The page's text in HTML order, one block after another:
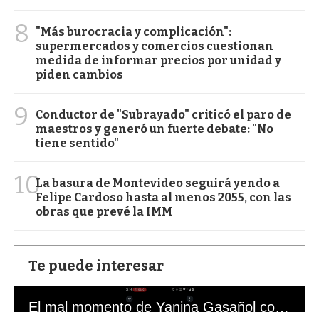
8
"Más burocracia y complicación":
supermercados y comercios cuestionan
medida de informar precios por unidad y
piden cambios
9
Conductor de "Subrayado" criticó el paro de
maestros y generó un fuerte debate: "No
tiene sentido"
10La basura de Montevideo seguirá yendo a
Felipe Cardoso hasta al menos 2055, con las
obras que prevé la IMM
Te puede interesar
El mal momento de Yanina Gasañol con un hincha argentino en "Subrayado"